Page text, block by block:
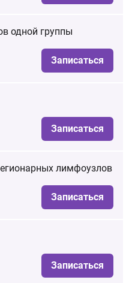
одной группы
Записаться
Записаться
лимфоузлов
Записаться
Записаться